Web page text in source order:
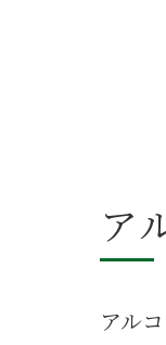
ア
アル